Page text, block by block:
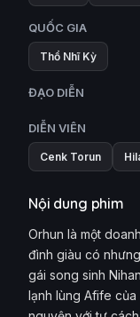
QUỐC GIA
Thổ Nhĩ Kỳ
ĐẠO DIỄN
DIỄN VIÊN
Cenk Torun
Nội dung phim
Orhun là một
đình giàu có
gái song sinh
lạnh lùng Afife của